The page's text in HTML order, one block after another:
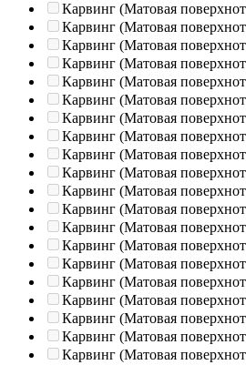
Карвинг (Матовая
Карвинг (Матовая
Карвинг (Матовая
Карвинг (Матовая
Карвинг (Матовая
Карвинг (Матовая
Карвинг (Матовая
Карвинг (Матовая
Карвинг (Матовая
Карвинг (Матовая
Карвинг (Матовая
Карвинг (Матовая
Карвинг (Матовая
Карвинг (Матовая
Карвинг (Матовая
Карвинг (Матовая
Карвинг (Матовая
Карвинг (Матовая
Карвинг (Матовая
Карвинг (Матовая